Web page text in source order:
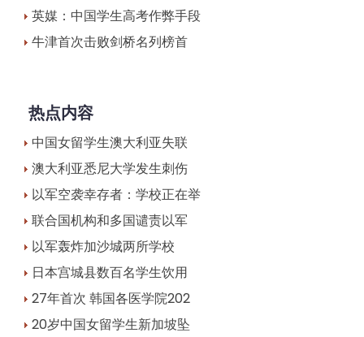
英媒：中国学生高考作弊手段
牛津首次击败剑桥名列榜首
热点内容
中国女留学生澳大利亚失联
澳大利亚悉尼大学发生刺伤
以军空袭幸存者：学校正在举
联合国机构和多国谴责以军
以军轰炸加沙城两所学校
日本宫城县数百名学生饮用
27年首次 韩国各医学院202
20岁中国女留学生新加坡坠